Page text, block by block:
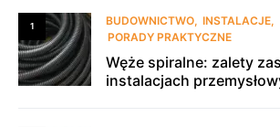
1 BUDOWNICTWO INSTALACJE
PORADY PRAKTYCZNE
Węże spiralne: zalety
instalacjach